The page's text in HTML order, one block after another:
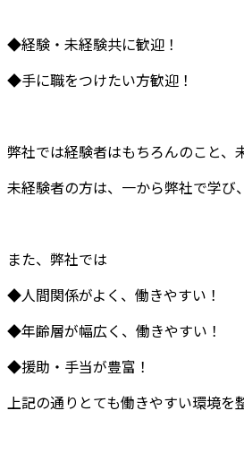
◆経験・未経験共に歓迎！
◆手に職をつけたい方歓迎！
弊社では経験者はもちろんのこと、
未経験者の方は、一から弊社で学び
また、弊社では
◆人間関係がよく、働きやすい！
◆年齢層が幅広く、働きやすい！
◆援助・手当が豊富！
上記の通りとても働きやすい環境を